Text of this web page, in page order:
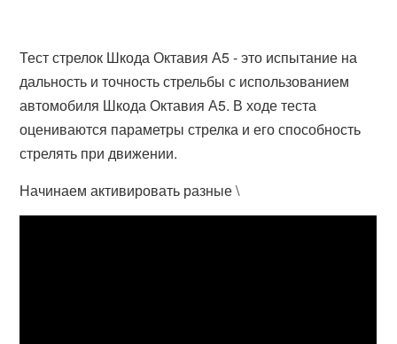
Тест стрелок Шкода Октавия А5 - это испытание на
дальность и точность стрельбы с использованием
автомобиля Шкода Октавия А5. В ходе теста
оцениваются параметры стрелка и его способность
стрелять при движении.
Начинаем активировать разные \